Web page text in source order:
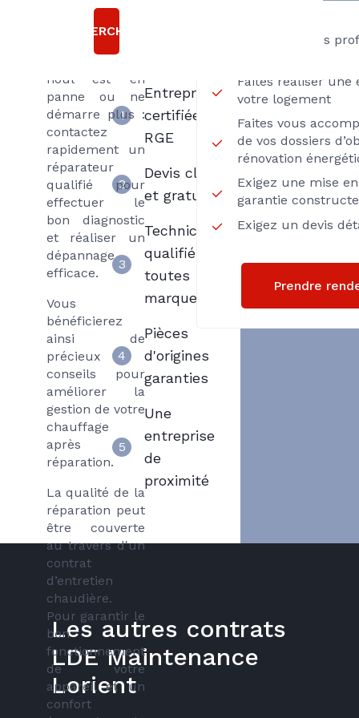
sont bruyants
ou ne
fioul est en
panne ou ne
démarre plus :
contactez
rapidement un
réparateur
qualifié pour
effectuer le
bon diagnostic
et réaliser un
dépannage
efficace.
Vous
bénéficierez
ainsi de
précieux
conseils pour
améliorer la
gestion de votre
chauffage
après
réparation.
La qualité de la
réparation peut
être couverte
au travers d'un
contrat
d’entretien
chaudière.
Pour garantir le
bon
fonctionnement
de votre
appareil et un
confort
Passez par des
Faites réaliser une
votre logement
Faites vous
de vos dossiers
rénovation
Exigez une mise
garantie
Exigez un devis
Prendre
RECHERCHERChoisir
Axenergie
1
Entreprise
certifiée
RGE
2
Devis clair
et gratuit
3
Techniciens
qualifiés
toutes
marques
4
Pièces
d'origines
garanties
5
Une
entreprise
de
proximité
Les autres contrats
LDE Maintenance
Lorient